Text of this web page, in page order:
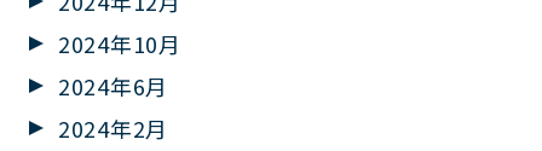
2024年10月
2024年6月
2024年2月